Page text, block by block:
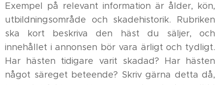
Exempel på relevant information är ålder, kön,
utbildningsområde och skadehistorik. Rubriken
ska kort beskriva den häst du säljer, och
innehållet i annonsen bör vara ärligt och tydligt.
Har hästen tidigare varit skadad? Har hästen
något säreget beteende? Skriv gärna detta då,